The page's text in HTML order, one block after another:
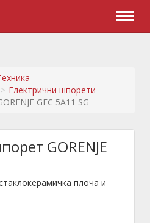
Електрични шпорети
GEC 5A11 SG
GORENJE
плоча и